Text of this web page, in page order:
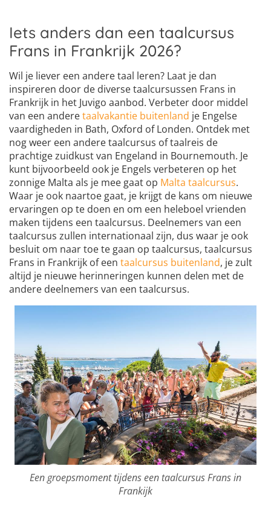
Iets anders dan een taalcursus
Frans in Frankrijk 2026?
Wil je liever een andere taal leren? Laat je dan
inspireren door de diverse taalcursussen Frans in
Frankrijk in het Juvigo aanbod. Verbeter door middel
van een anderetaalvakantie buitenland je Engelse
vaardigheden in Bath, Oxford of Londen. Ontdek met
nog weer een andere taalcursus of taalreis de
prachtige zuidkust van Engeland in Bournemouth. Je
kunt bijvoorbeeld ook je Engels verbeteren op het
zonnige Malta als je mee gaat op Malta taalcursus.
Waar je ook naartoe gaat, je krijgt de kans om nieuwe
ervaringen op te doen en om een heleboel vrienden
maken tijdens een taalcursus. Deelnemers van een
taalcursus zullen internationaal zijn, dus waar je ook
besluit om naar toe te gaan op taalcursus, taalcursus
Frans in Frankrijk of een taalcursus buitenland, je zult
altijd je nieuwe herinneringen kunnen delen met de
andere deelnemers van een taalcursus.
Een groepsmoment tijdens een taalcursus Frans in
Frankijk